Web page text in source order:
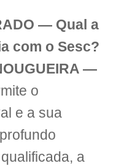
— Qual a
com o Sesc?
—
o
e a sua
a